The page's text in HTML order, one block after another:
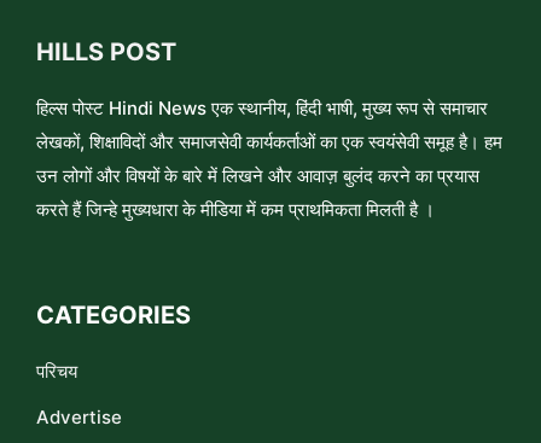
HILLS POST
हिल्स पोस्ट Hindi News एक स्थानीय, हिंदी भाषी, मुख्य रूप से समाचार
लेखकों, शिक्षाविदों और समाजसेवी कार्यकर्ताओं का एक स्वयंसेवी समूह है। हम
उन लोगों और विषयों के बारे में लिखने और आवाज़ बुलंद करने का प्रयास
करते हैं जिन्हे मुख्यधारा के मीडिया में कम प्राथमिकता मिलती है ।
CATEGORIES
परिचय
Advertise